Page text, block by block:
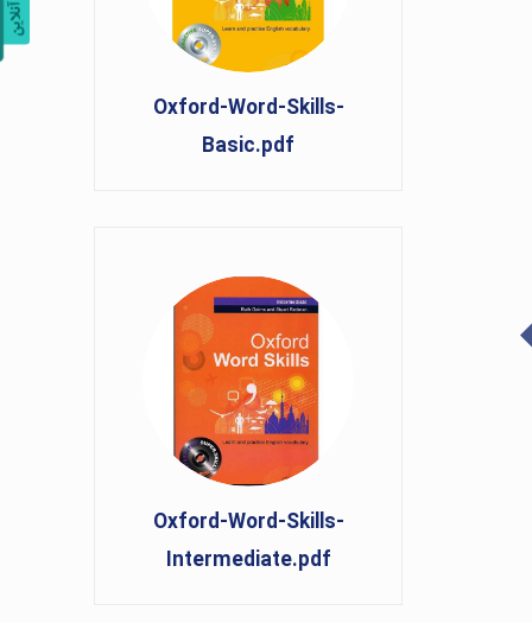
Oxford-Word-Skills-
Basic.pdf
Oxford-Word-Skills-
Intermediate.pdf